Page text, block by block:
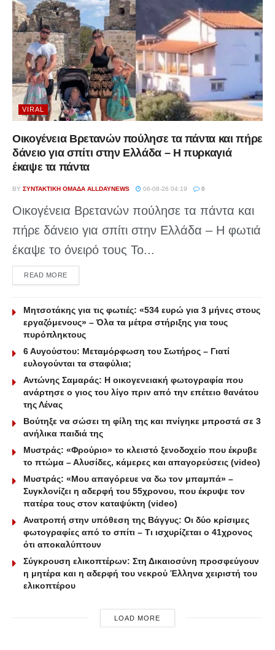
VIRAL
Οικογένεια Βρετανών πούλησε τα πάντα και πήρε
δάνειο για σπίτι στην Ελλάδα – Η πυρκαγιά
έκαψε τα πάντα
BY ΣΥΝΤΑΚΤΙΚΉ ΟΜΆΔΑ ALLDAYNEWS 06-08-26 04:19 0
Οικογένεια Βρετανών πούλησε τα πάντα και
πήρε δάνειο για σπίτι στην Ελλάδα – Η φωτιά
έκαψε το όνειρό τους Το...
READ MOREDETAILS
Μητσοτάκης για τις φωτιές: «534 ευρώ για 3 μήνες στους
εργαζόμενους» – Όλα τα μέτρα στήριξης για τους
πυρόπληκτους
6 Αυγούστου: Μεταμόρφωση του Σωτήρος – Γιατί
ευλογούνται τα σταφύλια;
Αντώνης Σαμαράς: Η οικογενειακή φωτογραφία που
ανάρτησε ο γιος του λίγο πριν από την επέτειο θανάτου
της Λένας
Βούτηξε να σώσει τη φίλη της και πνίγηκε μπροστά σε 3
ανήλικα παιδιά της
Μυστράς: «Φρούριο» το κλειστό ξενοδοχείο που έκρυβε
το πτώμα – Αλυσίδες, κάμερες και απαγορεύσεις (video)
Μυστράς: «Μου απαγόρευε να δω τον μπαμπά» –
Συγκλονίζει η αδερφή του 55χρονου, που έκρυψε τον
πατέρα τους στον καταψύκτη (video)
Ανατροπή στην υπόθεση της Βάγγυς: Οι δύο κρίσιμες
φωτογραφίες από το σπίτι – Τι ισχυρίζεται ο 41χρονος
ότι αποκαλύπτουν
Σύγκρουση ελικοπτέρων: Στη Δικαιοσύνη προσφεύγουν
η μητέρα και η αδερφή του νεκρού Έλληνα χειριστή του
ελικοπτέρου
LOAD MORE